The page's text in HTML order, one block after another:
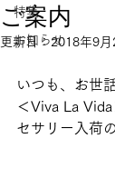
特集
お知らせ
ご案内
更新日：2018年9月
いつも、お世
＜Viva La
セサリー入荷